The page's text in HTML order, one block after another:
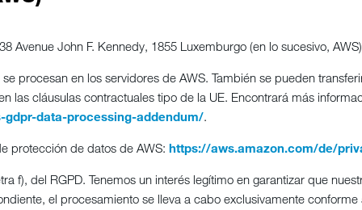
Avenue John F. Kennedy, 1855 Luxemburgo (en lo sucesivo,
procesan en los servidores de AWS. También se pueden
las cláusulas contractuales tipo de la UE. Encontrará más
data-processing-addendum/.
protección de datos de AWS: https://aws.amazon.com/de/
f), del RGPD. Tenemos un interés legítimo en garantizar que
el procesamiento se lleva a cabo exclusivamente